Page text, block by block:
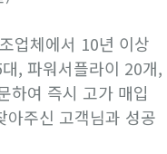
업체에서 10년 이상
, 파워서플라이 20개,
하여 즉시 고가 매입
아주신 고객님과 성공